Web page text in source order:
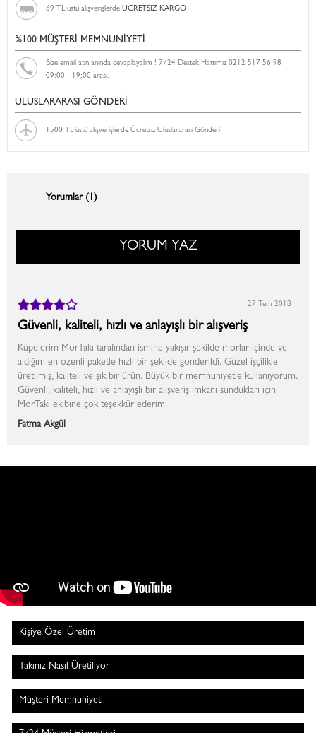
69 TL üstü alışverişlerde ÜCRETSİZ KARGO
%100 MÜŞTERİ MEMNUNİYETİ
Bize email atın anında cevaplayalım ! 7/24 Destek Hattımız 0212 517 56 98
09:00 - 19:00 arası.
ULUSLARARASI GÖNDERİ
1500 TL üstü alışverişlerde Ücretsiz Uluslararası Gönderi
Yorumlar (1)
YORUM YAZ
Güvenli, kaliteli, hızlı ve anlayışlı bir alışveriş
Küpelerim MorTakı tarafından ismine yakışır şekilde morlar içinde ve
aldığım en özenli paketle hızlı bir şekilde gönderildi. Güzel işçilikle
üretilmiş, kaliteli ve şık bir ürün. Büyük bir memnuniyetle kullanıyorum.
Güvenli, kaliteli, hızlı ve anlayışlı bir alışveriş imkanı sundukları için
MorTakı ekibine çok teşekkür ederim.
Fatma Akgül
27 Tem 2018
Kişiye Özel Üretim
Takınız Nasıl Üretiliyor
Müşteri Memnuniyeti